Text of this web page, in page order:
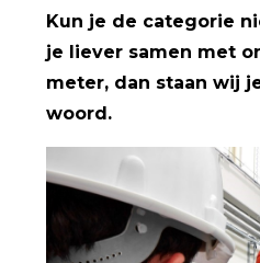
Kun je de categorie
je liever samen met
meter, dan staan wij
woord.